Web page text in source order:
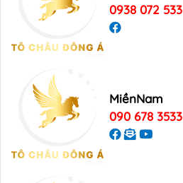
0938 072 533
MiềnNam
090 678 3533